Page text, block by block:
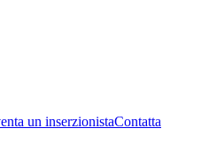
un inserzionistaContatta